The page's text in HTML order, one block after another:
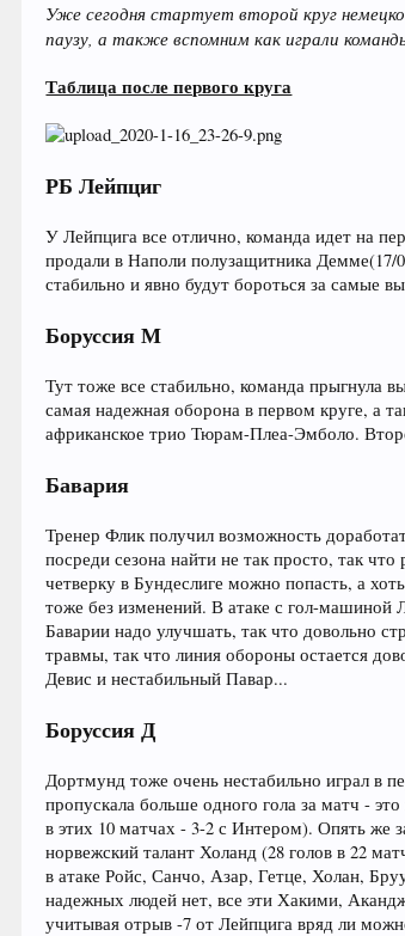
Уже сегодня стартует второй круг
паузу, а также вспомним как играли
Таблица после первого круга
РБ Лейпциг
У Лейпцига все отлично, команда идет на
продали в Наполи полузащитника
стабильно и явно будут бороться за самые
Боруссия М
Тут тоже все стабильно, команда прыгнула
самая надежная оборона в первом круге, а
африканское трио Тюрам-Плеа-Эмболо.
Бавария
Тренер Флик получил возможность
посреди сезона найти не так просто, так
четверку в Бундеслиге можно попасть, а
тоже без изменений. В атаке с гол-машиной
Баварии надо улучшать, так что довольно
травмы, так что линия обороны остается
Девис и нестабильный Павар...
Боруссия Д
Дортмунд тоже очень нестабильно играл в
пропускала больше одного гола за матч -
в этих 10 матчах - 3-2 с Интером). Опять же
норвежский талант Холанд (28 голов в 22
в атаке Ройс, Санчо, Азар, Гетце, Холан,
надежных людей нет, все эти Хакими,
учитывая отрыв -7 от Лейпцига вряд ли